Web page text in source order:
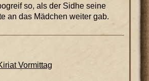
so, als der Sidhe seine
an das Mädchen weiter gab.
Vormittag